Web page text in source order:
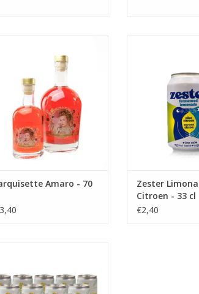
AAN WINKELWAGEN
Amaro - 70
TOEVOEGEN AAN
Zester
Citroen - 33 cl
€2,40